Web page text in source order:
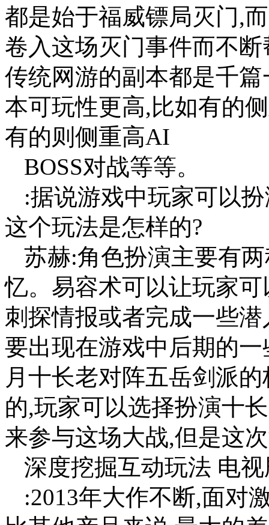
都是始于福威镖局灭门,
卷入这场灭门事件而不
传统网游的副本都是千
本可玩性更高,比如有的
有的则侧重高AI
BOSS对战等等。
:据说游戏中玩家可以
这个玩法是怎样的?
苏赫:角色扮演主要有
忆。易容术可以让玩家
刺探情报或者完成一些
要出现在游戏中后期的
月十长老对阵五岳剑派
的,玩家可以选择扮演十
来参与这场大战,但是这
深度挖掘互动玩法 电
:2013年大作不断,面对